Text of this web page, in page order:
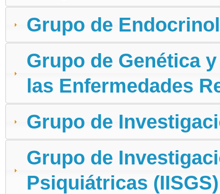
Grupo de
Grupo de Genética
las Enfermedades
Grupo de
Grupo de
Psiquiátricas (IISGS)